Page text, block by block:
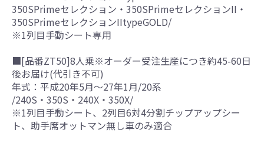
350SPrimeセレクション・350SPrimeセレクションII・
350SPrimeセレクションIItypeGOLD/
※1列目手動シート専用
■[品番ZT50]8人乗※オーダー受注生産につき約45-60日
後お届け(代引き不可)
年式：平成20年5月～27年1月/20系
/240S・350S・240X・350X/
※1列目手動シート、2列目6対4分割チップアップシー
ト、助手席オットマン無し車のみ適合